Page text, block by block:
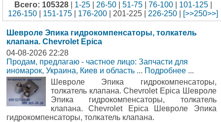
Всего: 105328| 1-25| 26-50| 51-75| 76-100| 101-125|
126-150
151-175 176-200 | 201-225 | 226-250 [>>250>>]
Шевроле Эпика гидрокомпенсаторы, толкатель
клапана. Chevrolet Epica
04-08-2026 22:28
Продам, предлагаю - частное лицо: Запчасти для
иномарок, Украина, Киев и область ... Подробнее ...
Шевроле Эпика гидрокомпенсаторы,
толкатель клапана. Chevrolet Epica Шевроле
Эпика гидрокомпенсаторы, толкатель
клапана. Chevrolet Epica Шевроле Эпика
гидрокомпенсаторы, толкатель клапана.